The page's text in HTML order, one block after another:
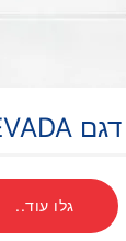
דגם NEVADA
גלו עוד..